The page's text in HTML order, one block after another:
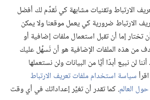
الارتباط وتقنيات مشابهة كي نُقدِّم لك أفضل
الارتباط ضرورية كي يعمل موقعنا ولا يمكن
تختار إما أن تقبل استعمال ملفات إضافية أو
من هذه الملفات الإضافية هو أن نُسهِّل عليك
لن نبيع أبدًا أيًّا من البيانات ولن نستعملها
سياسة استخدام ملفات تعريف الارتباط
حول العالم. كما تقدر أن تغيِّر إعداداتك في أي وقت